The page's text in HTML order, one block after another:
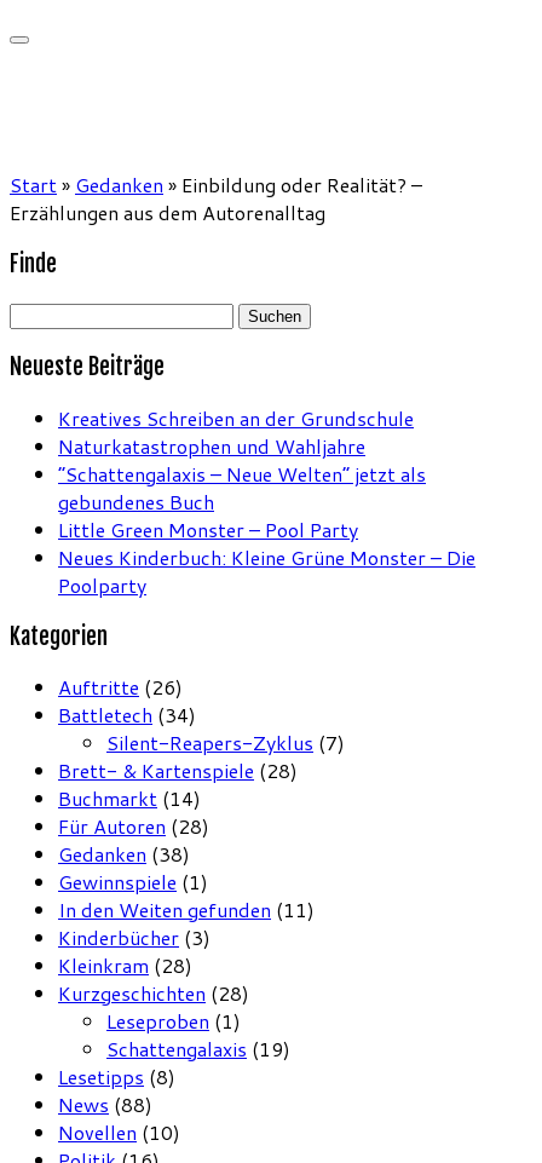
Start» Gedanken » Einbildung oder Realität? –
Erzählungen aus dem Autorenalltag
Finde
Suchen
Neueste Beiträge
Kreatives Schreiben an der Grundschule
Naturkatastrophen und Wahljahre
“Schattengalaxis – Neue Welten” jetzt als
gebundenes Buch
Little Green Monster – Pool Party
Neues Kinderbuch: Kleine Grüne Monster – Die
Poolparty
Kategorien
Auftritte (26)
Battletech (34)
Silent-Reapers-Zyklus (7)
Brett- & Kartenspiele (28)
Buchmarkt (14)
Für Autoren (28)
Gedanken (38)
Gewinnspiele (1)
In den Weiten gefunden (11)
Kinderbücher (3)
Kleinkram (28)
Kurzgeschichten (28)
Leseproben (1)
Schattengalaxis (19)
Lesetipps (8)
News (88)
Novellen (10)